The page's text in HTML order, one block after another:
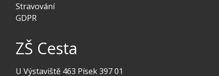
Stravování
GDPR
ZŠ Cesta
U Výstaviště 463 Písek 397 01